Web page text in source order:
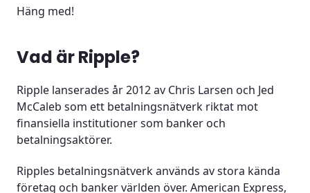
Häng med!
Vad är Ripple?
Ripple lanserades år 2012 av Chris Larsen och Jed
McCaleb som ett betalningsnätverk riktat mot
finansiella institutioner som banker och
betalningsaktörer.
Ripples betalningsnätverk används av stora kända
företag och banker världen över. American Express,